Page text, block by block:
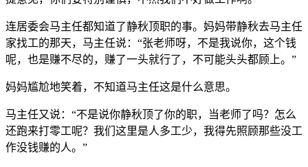
连居委会马主任都知道了静秋顶职的事。妈妈带静秋去马主任
家找工的那天，马主任说：“张老师呀，不是我说你，这个钱
呢，也是赚不尽的，赚了一头就行了，不可能头头都顾上。”
妈妈尴尬地笑着，不知道马主任这是什么意思。
马主任又说：“不是说你静秋顶了你的职，当老师了吗？怎么
还跑来打零工呢？我们这里是人多工少，我得先照顾那些没工
作没钱赚的人。”